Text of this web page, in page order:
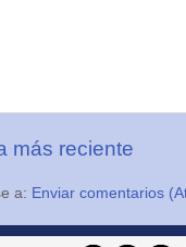
más reciente
a: Enviar comentarios